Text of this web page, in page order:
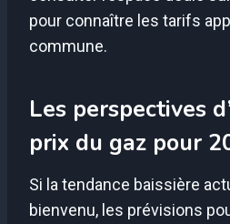
pour connaître les tarifs
commune.
Les perspectives
prix du gaz pour
Si la tendance baissière
bienvenu, les prévisions